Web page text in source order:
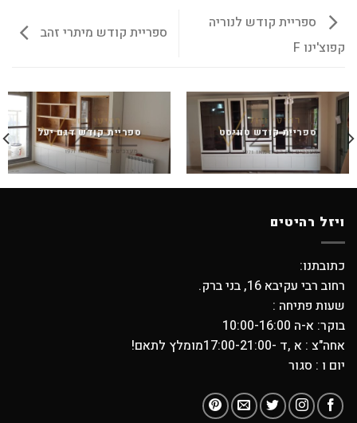
ספריית קודש לנוריה
קפוצ'ינו F
ספריית קודש מיתרי זהב
ספריית קודש טוויסט ספריית קודש דגם יעל
ויזל רהיטים
כתובתנו:
רחוב רבי עקיבא 16, בני ברק.
שעות פתיחה :
בוקר: א-ה 10:00-16:00
אחה"צ : א ,ד -17:00-21:00מומלץ לתאם!
יום ו : סגור